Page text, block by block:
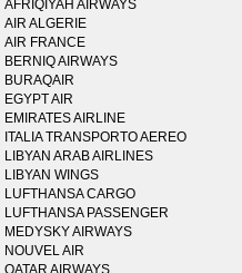
AFRIQIYAH AIRWAYS
AIR ALGERIE
AIR FRANCE
BERNIQ AIRWAYS
BURAQAIR
EGYPT AIR
EMIRATES AIRLINE
ITALIA TRANSPORTO AEREO
LIBYAN ARAB AIRLINES
LIBYAN WINGS
LUFTHANSA CARGO
LUFTHANSA PASSENGER
MEDYSKY AIRWAYS
NOUVEL AIR
QATAR AIRWAYS